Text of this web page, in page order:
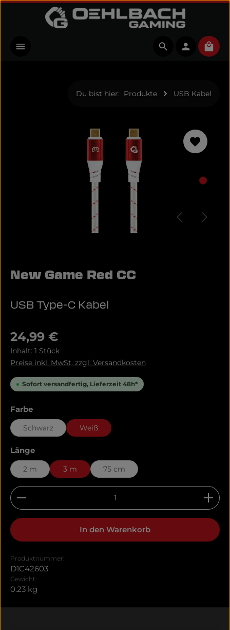
Zum Hauptinhalt springen
Du bist hier: Produkte USB Kabel
New Game Red CC
USB Type-C Kabel
Regulärer Preis:
24,99 €
Inhalt: 1 Stück
Preise inkl. MwSt. zzgl. Versandkosten
Sofort versandfertig, Lieferzeit 48h*
Farbeauswählen
Schwarz Weiß
Längeauswählen
2 m 3 m 75 cm
Produkt Anzahl: Gib den gewünschten Wert
In den Warenkorb
Produktnummer:
D1C42603
Gewicht:
0.23 kg